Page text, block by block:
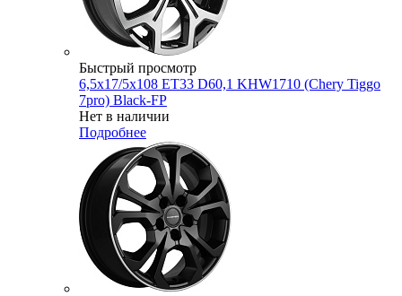
Быстрый просмотр
6,5x17/5x108 ET33 D60,1 KHW1710 (Chery Tiggo
7pro) Black-FP
Нет в наличии
Подробнее